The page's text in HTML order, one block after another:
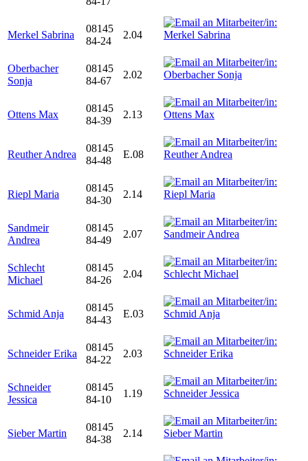
Merkel Sabrina
08145
84-24
2.04
Oberbacher
Sonja
08145
84-67
2.02
Ottens Max
08145
84-39
2.13
Reuther Andrea
08145
84-48
E.08
Riepl Maria
08145
84-30
2.14
Sandmeir
Andrea
08145
84-49
2.07
Schlecht
Michael
08145
84-26
2.04
Schmid Anja
08145
84-43
E.03
Schneider Erika
08145
84-22
2.03
Schneider
Jessica
08145
84-10
1.19
Sieber Martin
08145
84-38
2.14